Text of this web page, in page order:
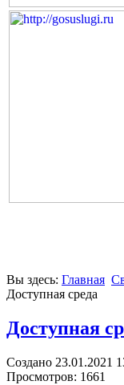
Вы здесь: Главная
Доступная среда
Доступная
Создано 23.01.2021
Просмотров: 1661